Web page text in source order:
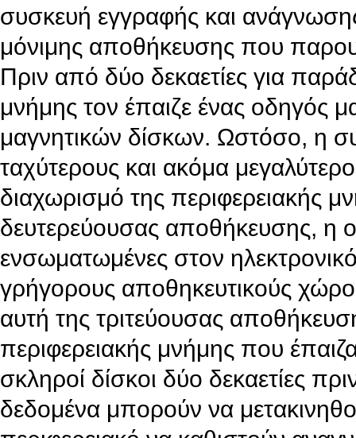
συσκευή εγγραφής και
μόνιμης αποθήκευσης που
Πριν από δύο δεκαετίες για
μνήμης τον έπαιζε ένας οδηγός
μαγνητικών δίσκων. Ωστόσο, η
ταχύτερους και ακόμα
διαχωρισμό της περιφερειακής
δευτερεύουσας αποθήκευσης, η
ενσωματωμένες στον
γρήγορους αποθηκευτικούς
αυτή της τριτεύουσας
περιφερειακής μνήμης που
σκληροί δίσκοι δύο δεκαετίες
δεδομένα μπορούν να